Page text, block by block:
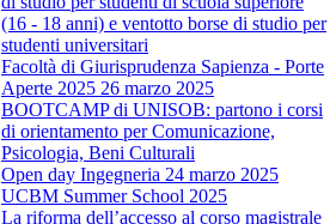
(16 - 18 anni) e ventotto borse di studio per
studenti universitari
Facoltà di Giurisprudenza Sapienza - Porte
Aperte 2025 26 marzo 2025
BOOTCAMP di UNISOB: partono i corsi
di orientamento per Comunicazione,
Psicologia, Beni Culturali
Open day Ingegneria 24 marzo 2025
UCBM Summer School 2025
La riforma dell’accesso al corso magistrale